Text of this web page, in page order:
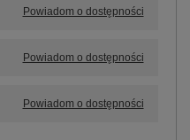
Powiadom o dostępności
Powiadom o dostępności
Powiadom o dostępności